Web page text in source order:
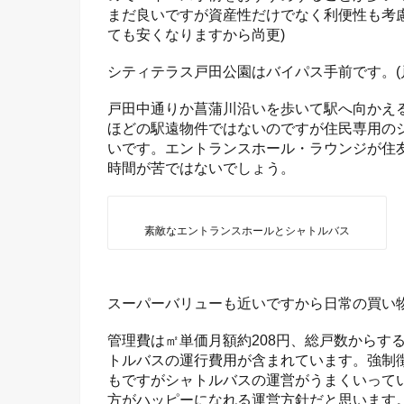
まだ良いですが資産性だけでなく利便性も
ても安くなりますから尚更)
シティテラス戸田公園はバイパス手前です
戸田中通りか菖蒲川沿いを歩いて駅へ向か
ほどの駅遠物件ではないのですが住民専用
いです。エントランスホール・ラウンジが
時間が苦ではないでしょう。
素敵なエントランスホールとシャトルバス
スーパーバリューも近いですから日常の買い
管理費は㎡単価月額約208円、総戸数からす
トルバスの運行費用が含まれています。強
もですがシャトルバスの運営がうまくいっ
方がハッピーになれる運営方針だと思います